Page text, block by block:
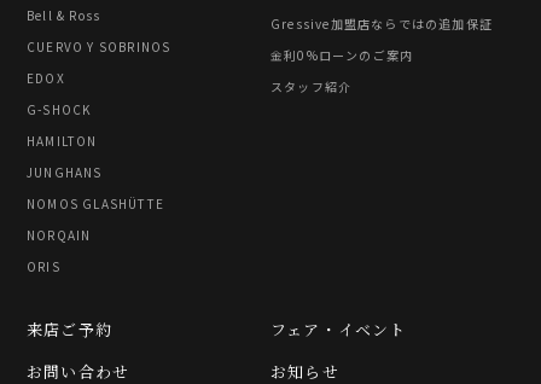
Bell & Ross
CUERVO Y SOBRINOS
EDOX
G-SHOCK
HAMILTON
JUNGHANS
NOMOS GLASHÜTTE
NORQAIN
ORIS
Gressive加盟店ならではの追加保証
金利0%ローンのご案内
スタッフ紹介
フェア・イベント
お知らせ
来店ご予約
お問い合わせ